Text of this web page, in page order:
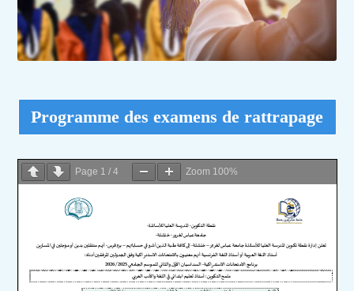
Programme des examens de rattrapage
Page 1 /4 Zoom 100%